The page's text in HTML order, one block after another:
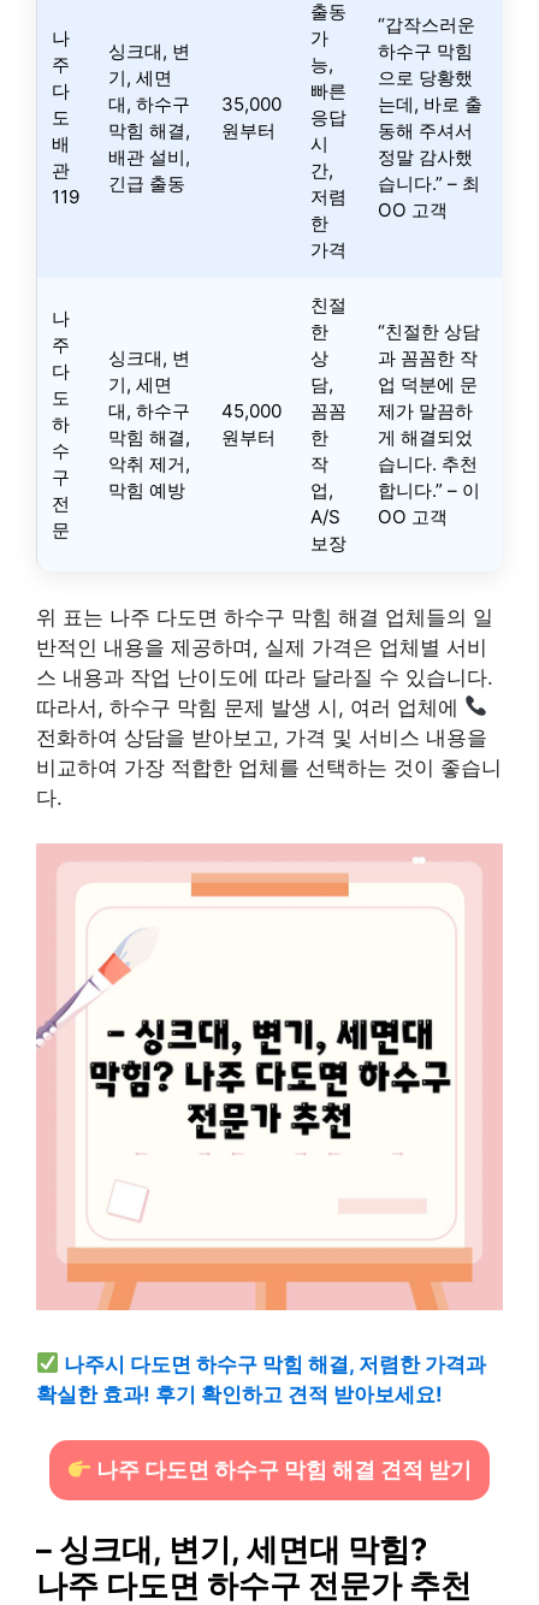
나
주
다
도
배
관
119
싱크대, 변
기, 세면
대, 하수구
막힘 해결,
배관 설비,
긴급 출동
35,000
원부터
출동
가
능,
빠른
응답
시
간,
저렴
한
가격
“갑작스러운
하수구 막힘
으로 당황했
는데, 바로 출
동해 주셔서
정말 감사했
습니다.” – 최
OO 고객
나
주
다
도
하
수
구
전
문
싱크대, 변
기, 세면
대, 하수구
막힘 해결,
악취 제거,
막힘 예방
45,000
원부터
친절
한
상
담,
꼼꼼
한
작
업,
A/S
보장
“친절한 상담
과 꼼꼼한 작
업 덕분에 문
제가 말끔하
게 해결되었
습니다. 추천
합니다.” – 이
OO 고객
위 표는 나주 다도면 하수구 막힘 해결 업체들의 일
반적인 내용을 제공하며, 실제 가격은 업체별 서비
스 내용과 작업 난이도에 따라 달라질 수 있습니다.
따라서, 하수구 막힘 문제 발생 시, 여러 업체에
전화하여 상담을 받아보고, 가격 및 서비스 내용을
비교하여 가장 적합한 업체를 선택하는 것이 좋습니
다.
나주시 다도면 하수구 막힘 해결, 저렴한 가격과
확실한 효과! 후기 확인하고 견적 받아보세요!
나주 다도면 하수구 막힘 해결 견적 받기
– 싱크대, 변기, 세면대 막힘?
나주 다도면 하수구 전문가 추천